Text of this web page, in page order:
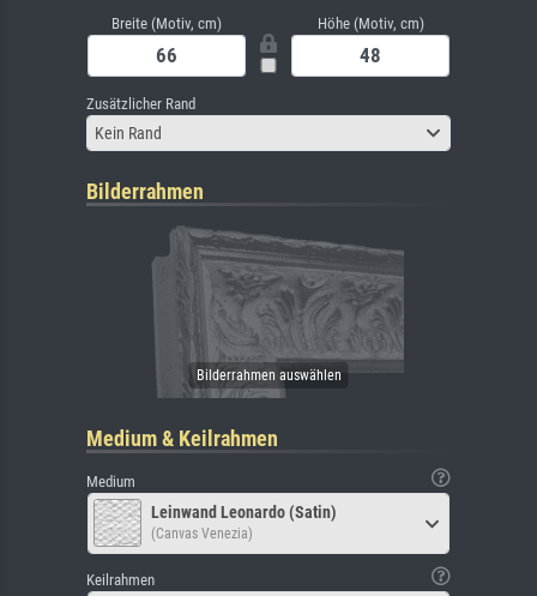
Breite (Motiv, cm) Höhe (Motiv, cm)
Zusätzlicher Rand
Kein Rand
Bilderrahmen
Medium & Keilrahmen
Medium
Leinwand Leonardo (Satin)
(Canvas Venezia)
Keilrahmen